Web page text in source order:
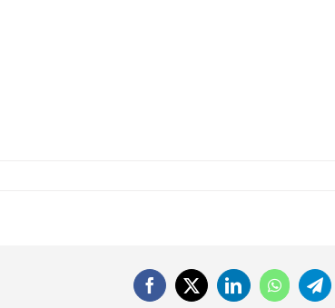
Facebook
X LinkedIn